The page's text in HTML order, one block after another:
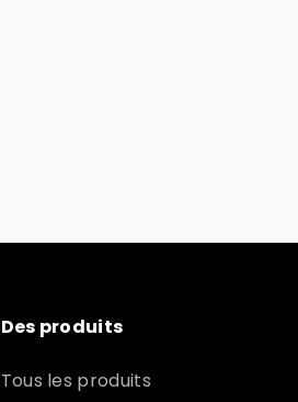
Des produits
Tous les produits